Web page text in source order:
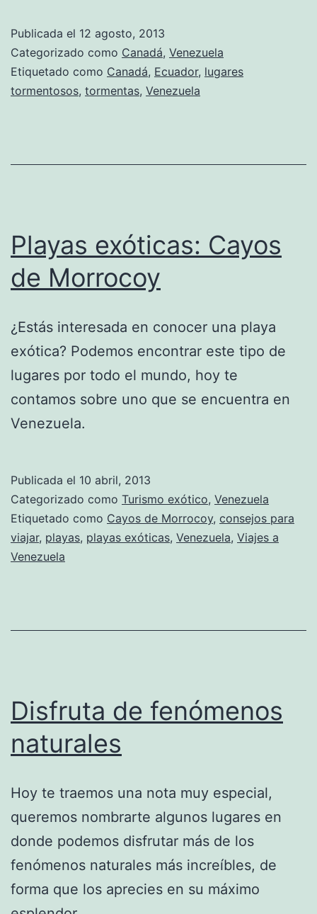
Publicada el 12 agosto, 2013
Categorizado como Canadá, Venezuela
Etiquetado como Canadá, Ecuador, lugares
tormentosos, tormentas, Venezuela
Playas exóticas: Cayos
de Morrocoy
¿Estás interesada en conocer una playa
exótica? Podemos encontrar este tipo de
lugares por todo el mundo, hoy te
contamos sobre uno que se encuentra en
Venezuela.
Publicada el 10 abril, 2013
Categorizado como Turismo exótico, Venezuela
Etiquetado como Cayos de Morrocoy, consejos para
viajar, playas, playas exóticas, Venezuela, Viajes a
Venezuela
Disfruta de fenómenos
naturales
Hoy te traemos una nota muy especial,
queremos nombrarte algunos lugares en
donde podemos disfrutar más de los
fenómenos naturales más increíbles, de
forma que los aprecies en su máximo